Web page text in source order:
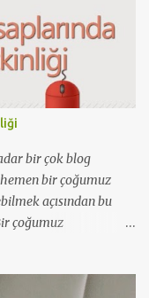
bir çok blog
bir çoğumuz
açısından bu
çoğumuz
G+ve daha bir